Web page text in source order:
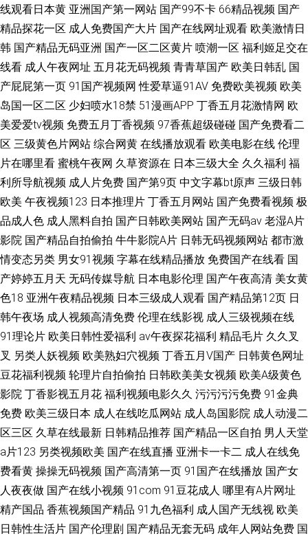
线观看日本黄 亚洲国产第一网站 国产99不卡 66精品视频 国产
精品探花一区 成人免费国产大片 国产在线网址观看 欧美激情日
韩 国产精品无码亚洲 国产一区二区黄片 喷潮一区 福利姬足交在
线看 成人午夜网址 五月花无码视频 青青草国产 欧美日韩乱 国
产屁屁第一页 91国产视频网 性爱草逼91AV 免费欧美视频 欧美
岛国一区二区 少妇喷水18禁 51漫画APP 丁香五月花激情网 欧
美爱爱tv视频 免费五月丁香视频 97香蕉超级碰碰 国产免费看二
区 三级黄色片网站 综合网黄 在线播放观看 欧美电影在线 伦理
片在哪里看 蜜桃午夜网 久草资源在 日本三级大全 久久福利 福
利所导航视频 成人片免费 国产第9页 中文字幕bt原声 三级日韩
欧美 午夜视频123 日本推理片 丁香五月网站 国产免费看视频 极
品成人色 成人黑料自拍 国产日韩欧美网站 国产无码av 老湿A片
影院 国产精品自拍偷拍 牛牛影院A片 日韩无码视频网站 都市激
情变态另类 男女91视频 字幕在线精品播放 免费国产在线看 国
产婷婷五月天 无码传媒导航 日本电影伦理 国产午夜高清 美女黄
色18 亚洲午夜精品视频 日本三级成人观看 国产精品第12页 日
韩午夜场 成人视频高清免费 伦理在线影视 成人三级视频在线
91理论片 欧美日韩性爱福利 av午夜探花福利 精品毛片 久久叉
叉 另类人妖视频 欧美熟妇穴视频 丁香五月V国产 日韩黄色网址
豆花福利视频 轮理片自拍偷拍 日韩欧美美女视频 欧美A级黄色
影院 丁香影视五月花 福利视频电影久久 污污污污免费 91金典
免费 欧美三级日本 成人在线吃瓜网站 成人岛国影院 成人动漫二
区三区 久草在线最新 日韩精品推荐 国产精品一区自拍 男人天堂
a片123 另类视频欧美 国产在线直播 亚洲卡一卡二 成人在线免
费看黄 操操无码视频 国产高清第一页 91国产在线播放 国产女
人夜夜做 国产在线小视频 91com 91豆花成人 哪里有A片网址
精产国品 香蕉视频国产精品 91九色福利 成人国产无线视 欧美
日韩性生活片 国产伦理剧 国产精品无套无码 成年人网站免费 国